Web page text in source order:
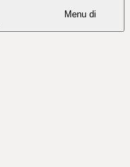
Menu di